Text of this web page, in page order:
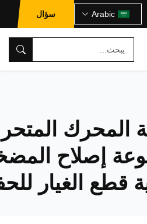
Arabic سؤال
المحرك
إصلاح
قطع الغيار